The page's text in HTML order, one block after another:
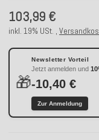
103,99 €
inkl. 19% USt. ,
🎁
Newsletter Vorteil
Jetzt anmelden und
-10,40 €
Zur Anmeldung